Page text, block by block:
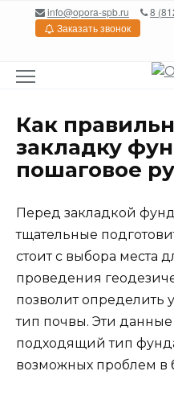
Перейтиinfo@opora-spb.ru
8
Заказать звонок
Как
закладку
пошаговое
Перед закладкой
тщательные
стоит с выбора места
проведения
позволит определить
тип почвы. Эти данные
подходящий тип
возможных проблем в